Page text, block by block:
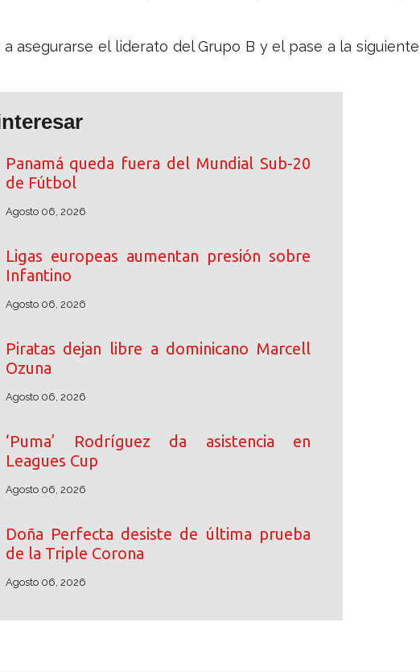
a asegurarse el liderato del Grupo B y el pase a la siguiente
Panamá queda fuera del Mundial Sub-20
de Fútbol
Agosto 06, 2026
Ligas europeas aumentan presión sobre
Infantino
Agosto 06, 2026
Piratas dejan libre a dominicano Marcell
Ozuna
Agosto 06, 2026
‘Puma’ Rodríguez da asistencia en
Leagues Cup
Agosto 06, 2026
Doña Perfecta desiste de última prueba
de la Triple Corona
Agosto 06, 2026